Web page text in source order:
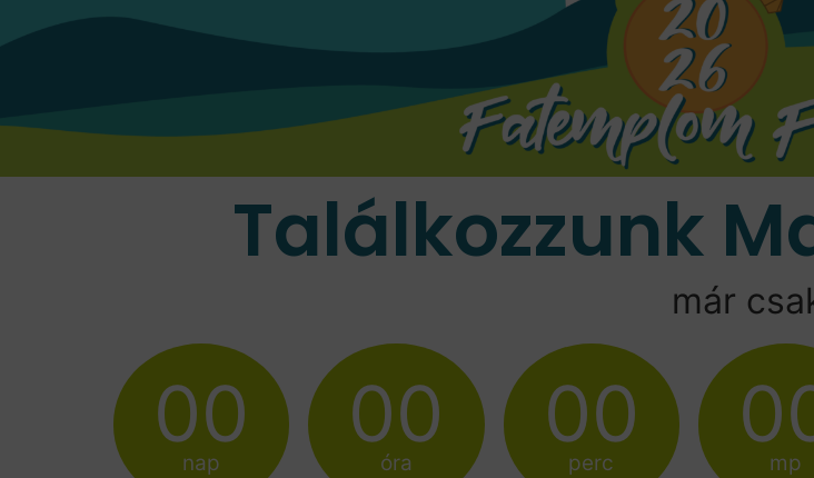
Találkozzunk
már
00
nap
00
óra
00
perc mp